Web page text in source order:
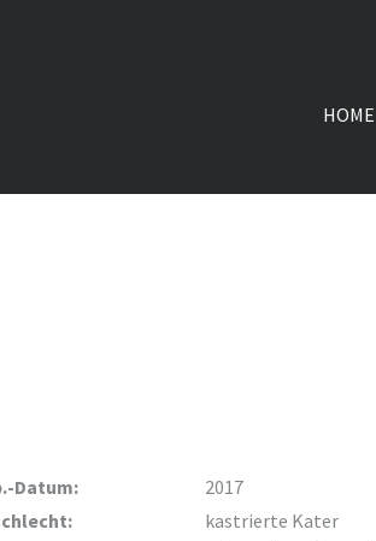
HOME
Datum:
2017
kastrierte Kater